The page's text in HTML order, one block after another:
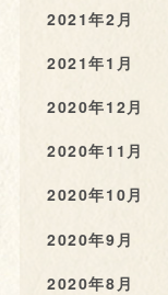
2021年2月
2021年1月
2020年12月
2020年11月
2020年10月
2020年9月
2020年8月